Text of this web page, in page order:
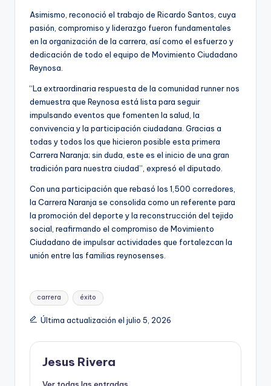
Asimismo, reconoció el trabajo de Ricardo Santos, cuya
pasión, compromiso y liderazgo fueron fundamentales
en la organización de la carrera, así como el esfuerzo y
dedicación de todo el equipo de Movimiento Ciudadano
Reynosa.
“La extraordinaria respuesta de la comunidad runner nos
demuestra que Reynosa está lista para seguir
impulsando eventos que fomenten la salud, la
convivencia y la participación ciudadana. Gracias a
todas y todos los que hicieron posible esta primera
Carrera Naranja; sin duda, este es el inicio de una gran
tradición para nuestra ciudad”, expresó el diputado.
Con una participación que rebasó los 1,500 corredores,
la Carrera Naranja se consolida como un referente para
la promoción del deporte y la reconstrucción del tejido
social, reafirmando el compromiso de Movimiento
Ciudadano de impulsar actividades que fortalezcan la
unión entre las familias reynosenses.
Etiquetas:
carrera éxito
Última actualización el julio 5, 2026
Jesus Rivera